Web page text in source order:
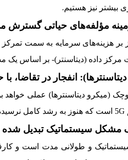
بیشتر نیز هستیم.
بر هزینه‌های سرمایه به سمت
(میکرو دیتاسنترها) عملی
و طولانی مدت است و